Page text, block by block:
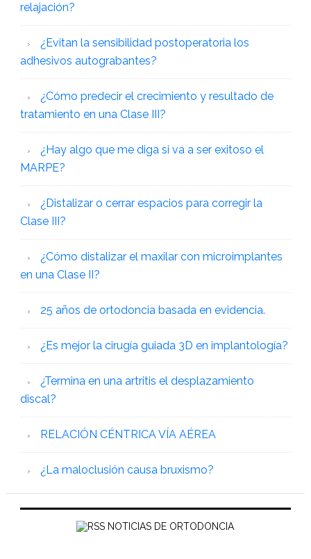
relajación?
¿Evitan la sensibilidad postoperatoria los
adhesivos autograbantes?
¿Cómo predecir el crecimiento y resultado de
tratamiento en una Clase III?
¿Hay algo que me diga si va a ser exitoso el
MARPE?
¿Distalizar o cerrar espacios para corregir la
Clase III?
¿Cómo distalizar el maxilar con microimplantes
en una Clase II?
25 años de ortodoncia basada en evidencia.
¿Es mejor la cirugía guiada 3D en implantología?
¿Termina en una artritis el desplazamiento
discal?
RELACIÓN CÉNTRICA VÍA AÉREA
¿La maloclusión causa bruxismo?
NOTICIAS DE ORTODONCIA